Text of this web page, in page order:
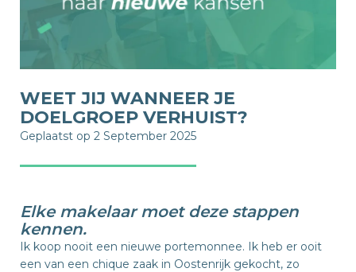
WEET JIJ WANNEER JE
DOELGROEP VERHUIST?
Geplaatst op 2 September 2025
Elke makelaar moet deze stappen
kennen.
Ik koop nooit een nieuwe portemonnee. Ik heb er ooit
een van een chique zaak in Oostenrijk gekocht, zo